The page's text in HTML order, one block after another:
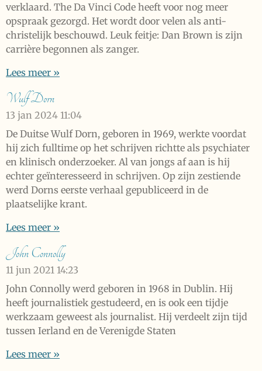
verklaard. The Da Vinci Code heeft voor nog meer
opspraak gezorgd. Het wordt door velen als anti-
christelijk beschouwd. Leuk feitje: Dan Brown is zijn
carrière begonnen als zanger.
Lees meer »
Wulf Dorn
13 jan 2024 11:04
De Duitse Wulf Dorn, geboren in 1969, werkte voordat
hij zich fulltime op het schrijven richtte als psychiater
en klinisch onderzoeker. Al van jongs af aan is hij
echter geïnteresseerd in schrijven. Op zijn zestiende
werd Dorns eerste verhaal gepubliceerd in de
plaatselijke krant.
Lees meer »
John Connolly
11 jun 2021 14:23
John Connolly werd geboren in 1968 in Dublin. Hij
heeft journalistiek gestudeerd, en is ook een tijdje
werkzaam geweest als journalist. Hij verdeelt zijn tijd
tussen Ierland en de Verenigde Staten
Lees meer »